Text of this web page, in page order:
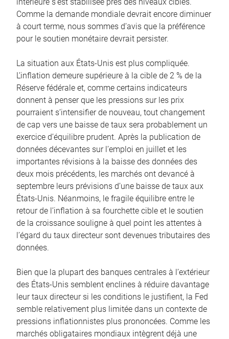
Comme la demande mondiale devrait encore diminuer
à court terme, nous sommes d’avis que la préférence
pour le soutien monétaire devrait persister.
La situation aux États-Unis est plus compliquée.
L’inflation demeure supérieure à la cible de 2 % de la
Réserve fédérale et, comme certains indicateurs
donnent à penser que les pressions sur les prix
pourraient s’intensifier de nouveau, tout changement
de cap vers une baisse de taux sera probablement un
exercice d’équilibre prudent. Après la publication de
données décevantes sur l’emploi en juillet et les
importantes révisions à la baisse des données des
deux mois précédents, les marchés ont devancé à
septembre leurs prévisions d’une baisse de taux aux
États-Unis. Néanmoins, le fragile équilibre entre le
retour de l’inflation à sa fourchette cible et le soutien
de la croissance souligne à quel point les attentes à
l’égard du taux directeur sont devenues tributaires des
données.
Bien que la plupart des banques centrales à l’extérieur
des États-Unis semblent enclines à réduire davantage
leur taux directeur si les conditions le justifient, la Fed
semble relativement plus limitée dans un contexte de
pressions inflationnistes plus prononcées. Comme les
marchés obligataires mondiaux intègrent déjà une